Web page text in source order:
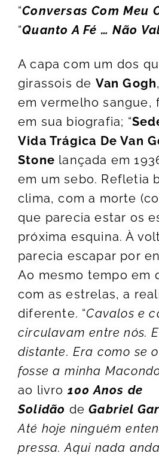
“Conversas Com Meu
“Quanto A Fé … Não
A capa com um dos
girassois de Van Gogh
em vermelho sangue,
em sua biografia; “
Vida Trágica De Van
Stone lançada em
em um sebo. Refletia
clima, com a morte
que parecia estar os
próxima esquina. À
parecia escapar por
Ao mesmo tempo em
com as estrelas, a
diferente. “Cavalos e
circulavam entre nós.
distante. Era como se
fosse a minha
ao livro 100 Anos de
Solidão de Gabriel
Até hoje ninguém
pressa. Aqui nada